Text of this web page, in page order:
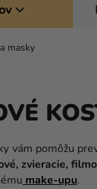
masky
vám pomôžu
zvieracie,
make-upu.